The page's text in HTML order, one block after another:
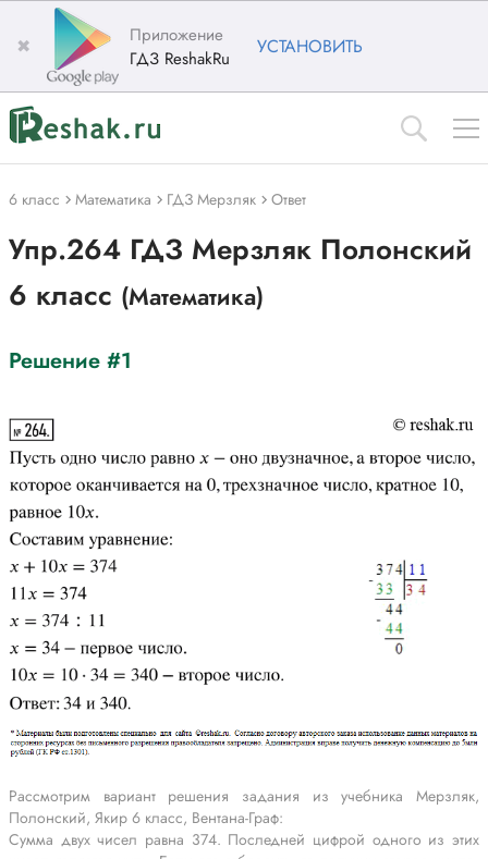
✖
Приложение
ГДЗ ReshakRu
УСТАНОВИТЬ
6 класс Математика ГДЗ Мерзляк Ответ
Упр.264 ГДЗ Мерзляк Полонский
6 класс (Математика)
Решение #1
Рассмотрим вариант решения задания из учебника Мерзляк,
Полонский, Якир 6 класс, Вентана-Граф:
Сумма двух чисел равна 374. Последней цифрой одного из этих